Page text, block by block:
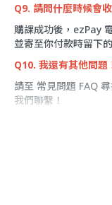
Q9. 請問什麼時候會
購課成功後，ezPay
並寄至你付款時留下
Q10. 我還有其他問題
請至 常見問題 FAQ
我們聯繫！